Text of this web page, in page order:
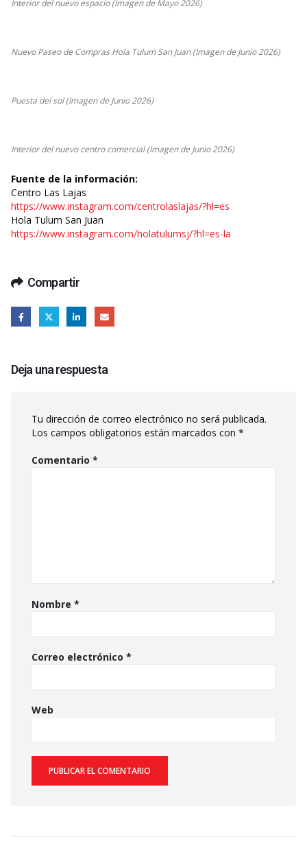
Interior del nuevo espacio (Imagen de Mayo 2026)
Nuevo Paseo de Compras Hola Tulum San Juan (Imagen de Junio 2026)
Puesta del sol (Imagen de Junio 2026)
Interior del nuevo centro comercial (Imagen de Junio 2026)
Fuente de la información:
Centro Las Lajas
https://www.instagram.com/centrolaslajas/?hl=es
Hola Tulum San Juan
https://www.instagram.com/holatulumsj/?hl=es-la
Compartir
Deja una respuesta
Tu dirección de correo electrónico no será publicada.
Los campos obligatorios están marcados con *
Comentario *
Nombre *
Correo electrónico *
Web